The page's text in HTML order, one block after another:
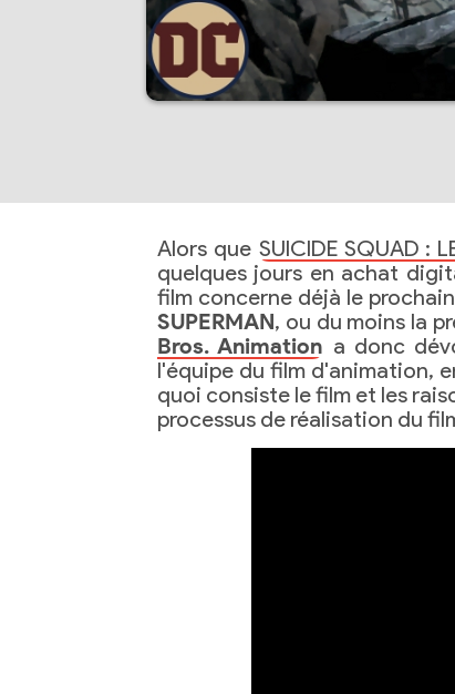
Alors que SUICIDE SQUAD :
quelques jours en achat
film concerne déjà le
SUPERMAN, ou du moins la
Bros. Animation a donc
l'équipe du film d'animation,
quoi consiste le film et les
processus de réalisation du